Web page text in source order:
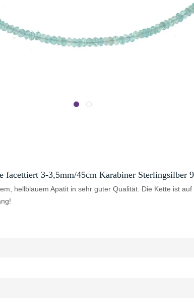
facettiert 3-3,5mm/45cm Karabiner Sterlingsilber
hellblauem Apatit in sehr guter Qualität. Die Kette ist